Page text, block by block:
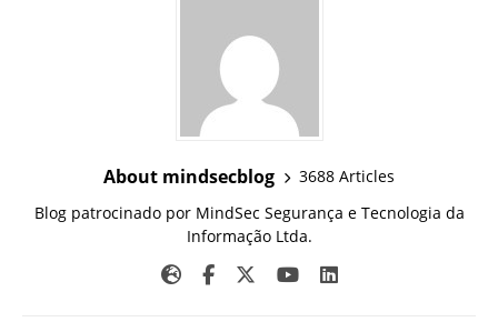
About mindsecblog
3688 Articles
Blog patrocinado por MindSec Segurança e Tecnologia da
Informação Ltda.